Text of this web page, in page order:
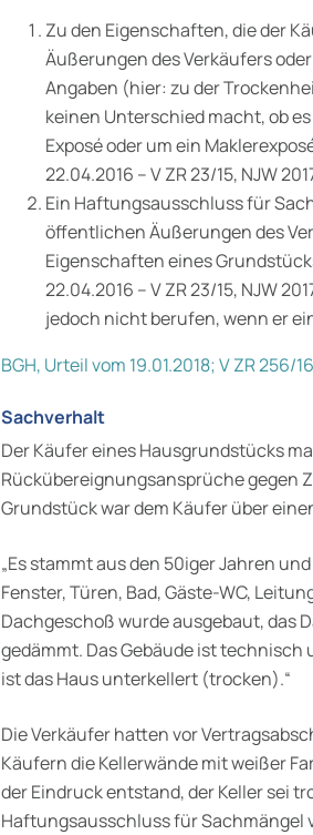
Zu den Eigenschaften, die der
Äußerungen des Verkäufers
Angaben (hier: zu der
keinen Unterschied macht, ob
Exposé oder um ein
22.04.2016 – V ZR 23/15, NJW
Ein Haftungsausschluss für
öffentlichen Äußerungen des
Eigenschaften eines
22.04.2016 – V ZR 23/15, NJW
jedoch nicht berufen, wenn er
BGH, Urteil vom 19.01.2018; V ZR 256/16
Sachverhalt
Der Käufer eines Hausgrundstücks
Rückübereignungsansprüche gegen
Grundstück war dem Käufer über
„Es stammt aus den 50iger Jahren
Fenster, Türen, Bad, Gäste-WC,
Dachgeschoß wurde ausgebaut, das
gedämmt. Das Gebäude ist
ist das Haus unterkellert (trocken).“
Die Verkäufer hatten vor
Käufern die Kellerwände mit weißer
der Eindruck entstand, der Keller sei
Haftungsausschluss für Sachmängel